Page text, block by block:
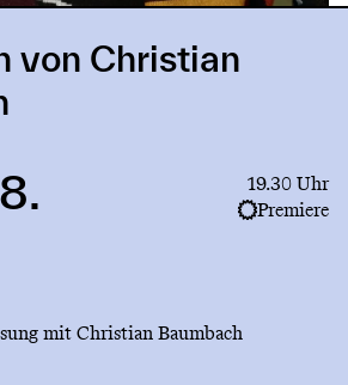
von Christian
19.30 Uhr
Premiere
mit Christian Baumbach